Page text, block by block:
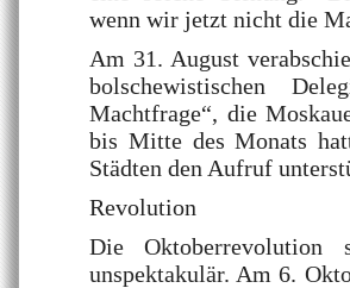
wenn wir jetzt nicht die
Am 31. August
bolschewistischen
Machtfrage“, die
bis Mitte des Monats
Städten den Aufruf
Revolution
Die
unspektakulär. Am 6.